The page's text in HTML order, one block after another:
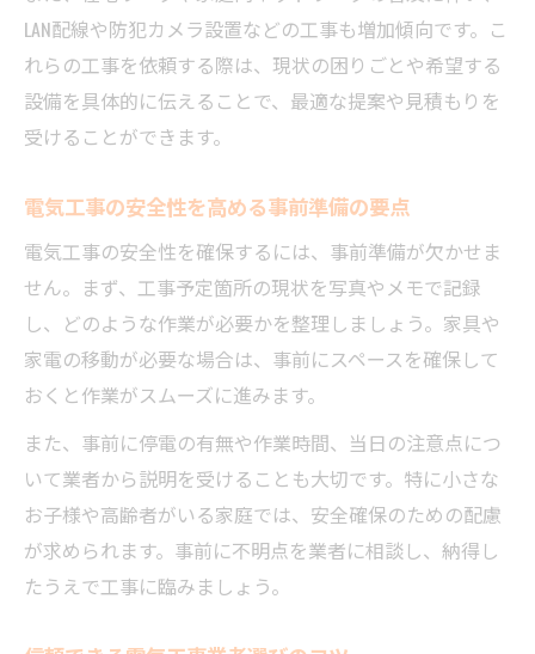
LAN配線や防犯カメラ設置などの工事も増加傾向です。こ
れらの工事を依頼する際は、現状の困りごとや希望する
設備を具体的に伝えることで、最適な提案や見積もりを
受けることができます。
電気工事の安全性を高める事前準備の要点
電気工事の安全性を確保するには、事前準備が欠かせま
せん。まず、工事予定箇所の現状を写真やメモで記録
し、どのような作業が必要かを整理しましょう。家具や
家電の移動が必要な場合は、事前にスペースを確保して
おくと作業がスムーズに進みます。
また、事前に停電の有無や作業時間、当日の注意点につ
いて業者から説明を受けることも大切です。特に小さな
お子様や高齢者がいる家庭では、安全確保のための配慮
が求められます。事前に不明点を業者に相談し、納得し
たうえで工事に臨みましょう。